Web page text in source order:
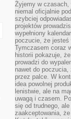
Żyjemy w czasach,
niemal oficjalnie
szybciej
projektów
wypełniony
poczucie, że jesteś
Tymczasem coraz
historii pokazuje,
prowadzi do
nawet do poczucia,
przez palce. W
idea powolnej
lenistwie, ale na
uwagą i czasem.
się od trudnego,
zaakceptowania,